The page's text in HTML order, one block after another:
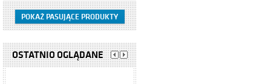
OSTATNIO OGLĄDANE